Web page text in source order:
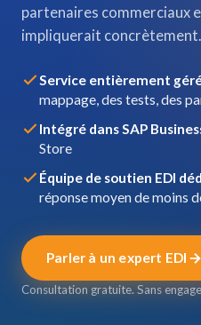
partenaires commerciaux
impliquerait concrètement.
Service entièrement
mappage, des tests, des
Intégré dans SAP
Store
Équipe de soutien EDI
réponse moyen de moins
Parler à un expert EDI
Consultation gratuite. Sans